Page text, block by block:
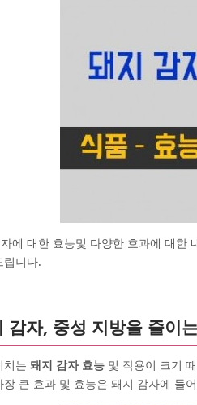
에 대한 효능및 다양한 효과에 대한
립니다.
감자, 중성 지방을 줄이
치는 돼지 감자 효능 및 작용이 크기
장 큰 효과 및 효능은 돼지 감자에 들